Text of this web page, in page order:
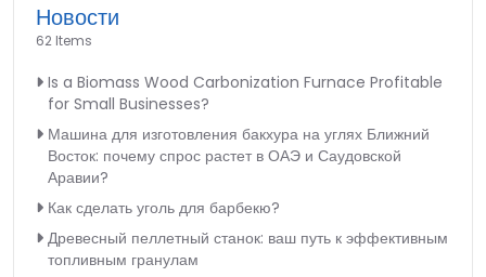
Новости
62 Items
Is a Biomass Wood Carbonization Furnace Profitable
for Small Businesses?
Машина для изготовления бакхура на углях Ближний
Восток: почему спрос растет в ОАЭ и Саудовской
Аравии?
Как сделать уголь для барбекю?
Древесный пеллетный станок: ваш путь к эффективным
топливным гранулам